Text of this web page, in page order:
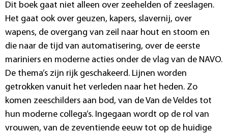
Dit boek gaat niet alleen over zeehelden of zeeslagen.
Het gaat ook over geuzen, kapers, slavernij, over
wapens, de overgang van zeil naar hout en stoom en
die naar de tijd van automatisering, over de eerste
mariniers en moderne acties onder de vlag van de NAVO.
De thema’s zijn rijk geschakeerd. Lijnen worden
getrokken vanuit het verleden naar het heden. Zo
komen zeeschilders aan bod, van de Van de Veldes tot
hun moderne collega’s. Ingegaan wordt op de rol van
vrouwen, van de zeventiende eeuw tot op de huidige